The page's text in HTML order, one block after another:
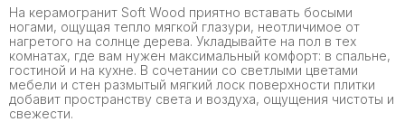
На керамогранит Soft Wood приятно вставать босыми
ногами, ощущая тепло мягкой глазури, неотличимое от
нагретого на солнце дерева. Укладывайте на пол в тех
комнатах, где вам нужен максимальный комфорт: в спальне,
гостиной и на кухне. В сочетании со светлыми цветами
мебели и стен размытый мягкий лоск поверхности плитки
добавит пространству света и воздуха, ощущения чистоты и
свежести.